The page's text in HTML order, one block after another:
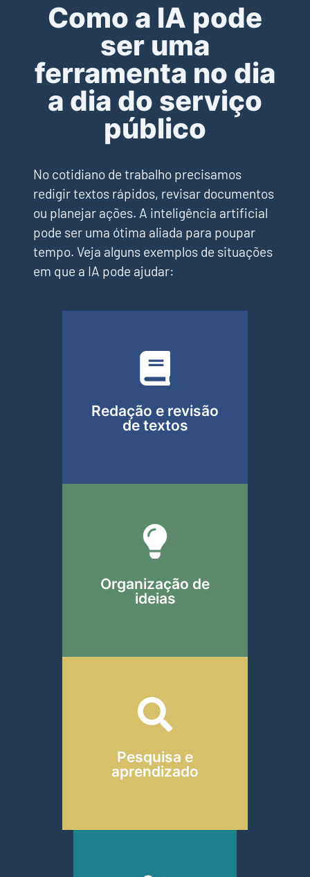
Como a IA pode
ser uma
ferramenta no dia
a dia do serviço
público
No cotidiano de trabalho precisamos
redigir textos rápidos, revisar documentos
ou planejar ações. A inteligência artificial
pode ser uma ótima aliada para poupar
tempo. Veja alguns exemplos de situações
em que a IA pode ajudar:
Redação e revisão
de textos
relatórios com mais clareza.
Organização de
ideias
Gerar resumos de reuniões,
planejar um rascunho de
projetos.
Pesquisa e
aprendizado
Pedir explicações simples
públicas.